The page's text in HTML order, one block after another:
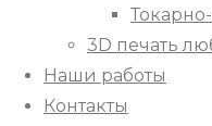
3D печать
Наши работы
Контакты